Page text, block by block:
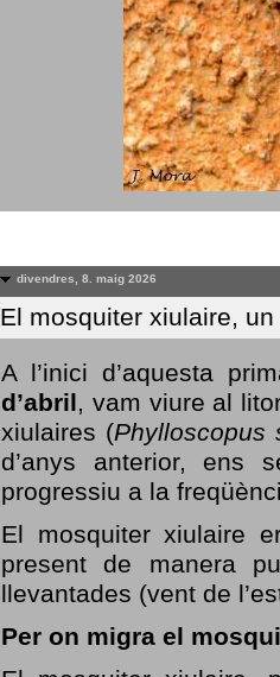
divendres, 8. maig 2026
El mosquiter xiulaire,
A l’inici d’aquesta
d’abril, vam viure al
xiulaires (Phylloscopus
d’anys anterior, ens
progressiu a la
El mosquiter xiulaire
present de manera
llevantades (vent de
Per on migra el